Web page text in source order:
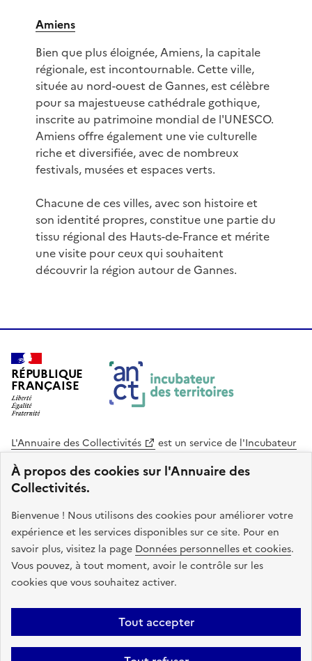
À propos des cookies sur l'Annuaire des
Collectivités.
Bienvenue ! Nous utilisons des cookies pour améliorer votre
expérience et les services disponibles sur ce site. Pour en
savoir plus, visitez la page Données personnelles et cookies.
Vous pouvez, à tout moment, avoir le contrôle sur les
cookies que vous souhaitez activer.
Tout accepter
Amiens
Bien que plus éloignée, Amiens, la capitale
régionale, est incontournable. Cette ville,
située au nord-ouest de Gannes, est célèbre
pour sa majestueuse cathédrale gothique,
inscrite au patrimoine mondial de l'UNESCO.
Amiens offre également une vie culturelle
riche et diversifiée, avec de nombreux
festivals, musées et espaces verts.
Chacune de ces villes, avec son histoire et
son identité propres, constitue une partie du
tissu régional des Hauts-de-France et mérite
une visite pour ceux qui souhaitent
découvrir la région autour de Gannes.
RÉPUBLIQUE
FRANÇAISE
L'Annuaire des Collectivités est un service de l'Incubateur
des Territoires
Cohésion des Territoires
. Le code source de ce site web
est disponible en licence libre. Le design de ce site est conçu
avec le système de design de l’État.
legifrance.gouv.fr
info.gouv.fr
service-public.gouv.fr
data.gouv.fr
Plan du site Accessibilite : non conforme
Mentions légales
Politique de confidentialité
Gestion des cookies FAQ
Kit de